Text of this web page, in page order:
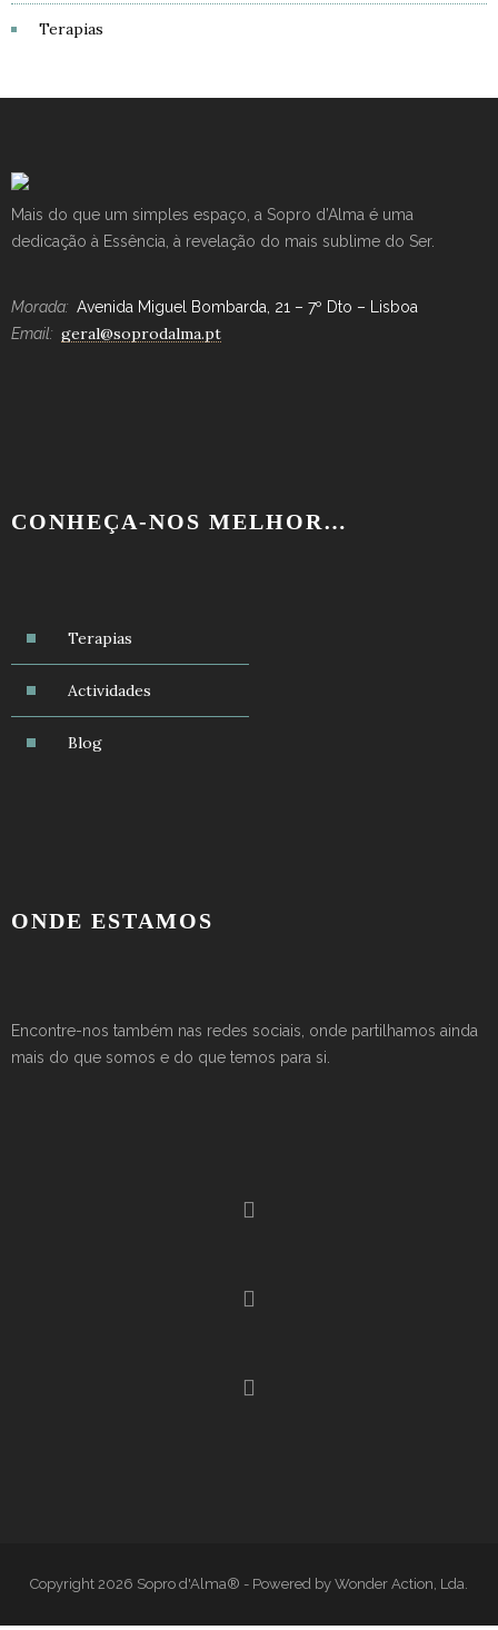
Terapias
Mais do que um simples espaço, a Sopro d’Alma é uma
dedicação à Essência, à revelação do mais sublime do Ser.
Morada: Avenida Miguel Bombarda, 21 – 7º Dto – Lisboa
Email: geral@soprodalma.pt
CONHEÇA-NOS MELHOR…
Terapias
Actividades
Blog
ONDE ESTAMOS
Encontre-nos também nas redes sociais, onde partilhamos ainda
mais do que somos e do que temos para si.
Copyright 2026 Sopro d'Alma® - Powered by Wonder Action, Lda.